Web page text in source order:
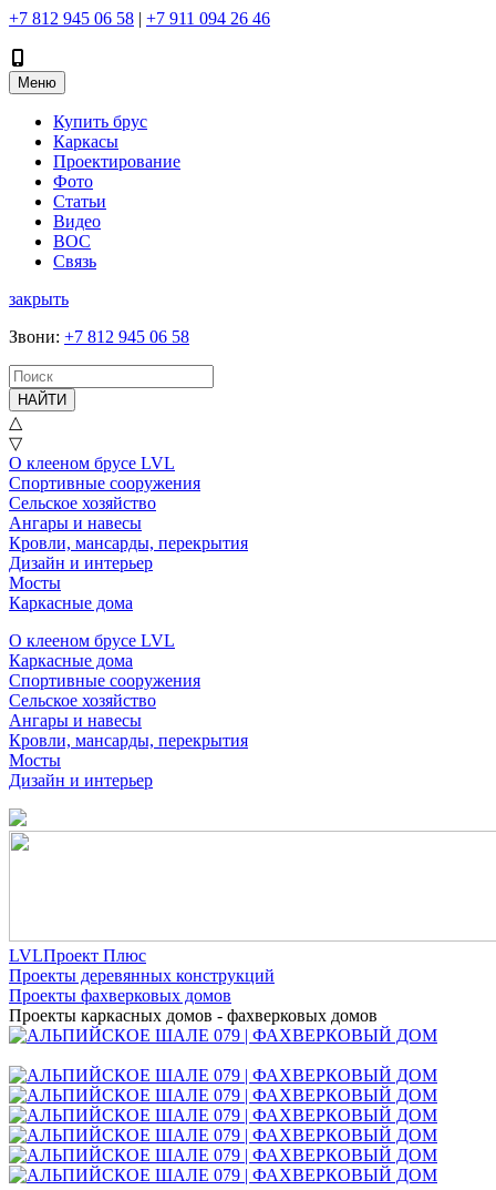
+7 812 945 06 58 | +7 911 094 26 46
Меню
Купить брус
Каркасы
Проектирование
Фото
Статьи
Видео
ВОС
Связь
закрыть
Звони: +7 812 945 06 58
НАЙТИ
△
▽
О клееном брусе LVL
Спортивные сооружения
Сельское хозяйство
Ангары и навесы
Кровли, мансарды, перекрытия
Дизайн и интерьер
Мосты
Каркасные дома
О клееном брусе LVL
Каркасные дома
Спортивные сооружения
Сельское хозяйство
Ангары и навесы
Кровли, мансарды, перекрытия
Мосты
Дизайн и интерьер
LVLПроект Плюс
Проекты деревянных конструкций
Проекты фахверковых домов
Проекты каркасных домов - фахверковых домов